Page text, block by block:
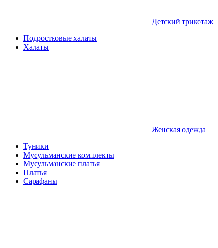
Детcкий трикотаж
Подростковые халаты
Халаты
Женская одежда
Туники
Мусульманские комплекты
Мусульманские платья
Платья
Сарафаны